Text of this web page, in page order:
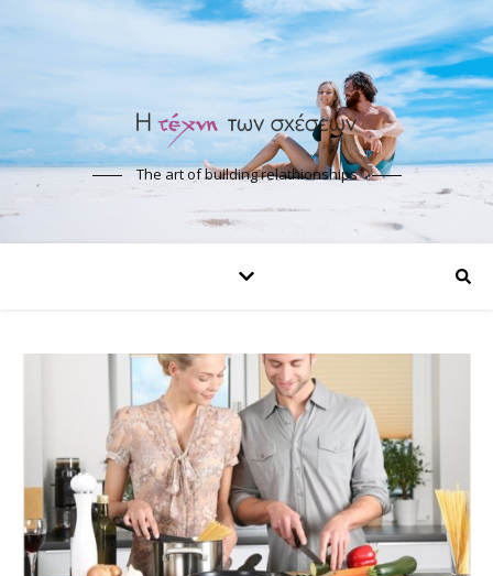
The art of building relathionships